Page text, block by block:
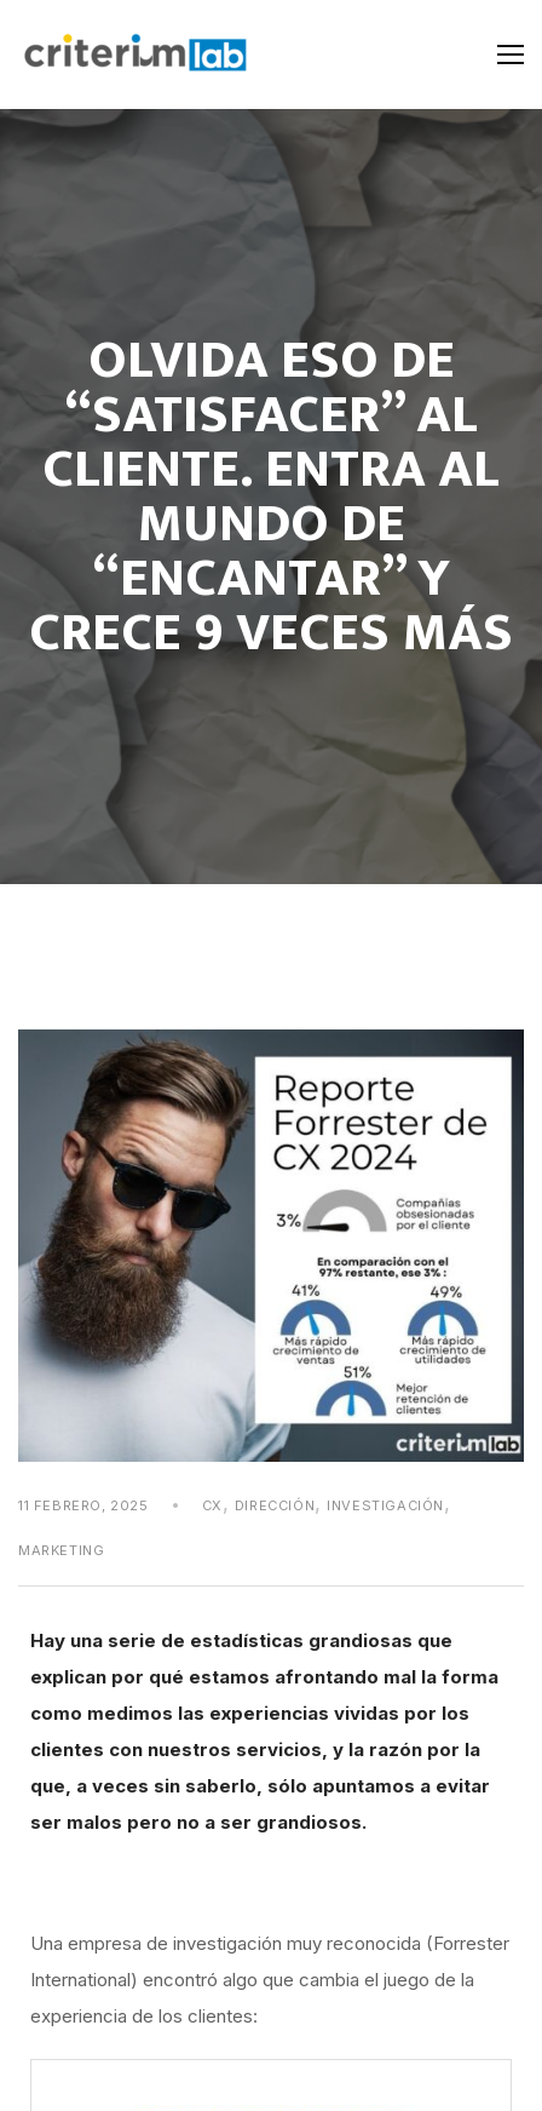
OLVIDA ESO DE
“SATISFACER” AL
CLIENTE. ENTRA AL
MUNDO DE
“ENCANTAR” Y
CRECE 9 VECES MÁS
11 FEBRERO, 2025 CX , DIRECCIÓN , INVESTIGACIÓN ,
MARKETING
Hay una serie de estadísticas grandiosas que
explican por qué estamos afrontando mal la forma
como medimos las experiencias vividas por los
clientes con nuestros servicios, y la razón por la
que, a veces sin saberlo, sólo apuntamos a evitar
ser malos pero no a ser grandiosos.
Una empresa de investigación muy reconocida (Forrester
International) encontró algo que cambia el juego de la
experiencia de los clientes:​